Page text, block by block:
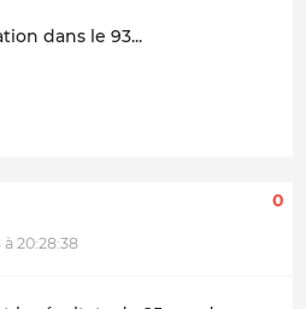
dans le 93...
20:28:38
0